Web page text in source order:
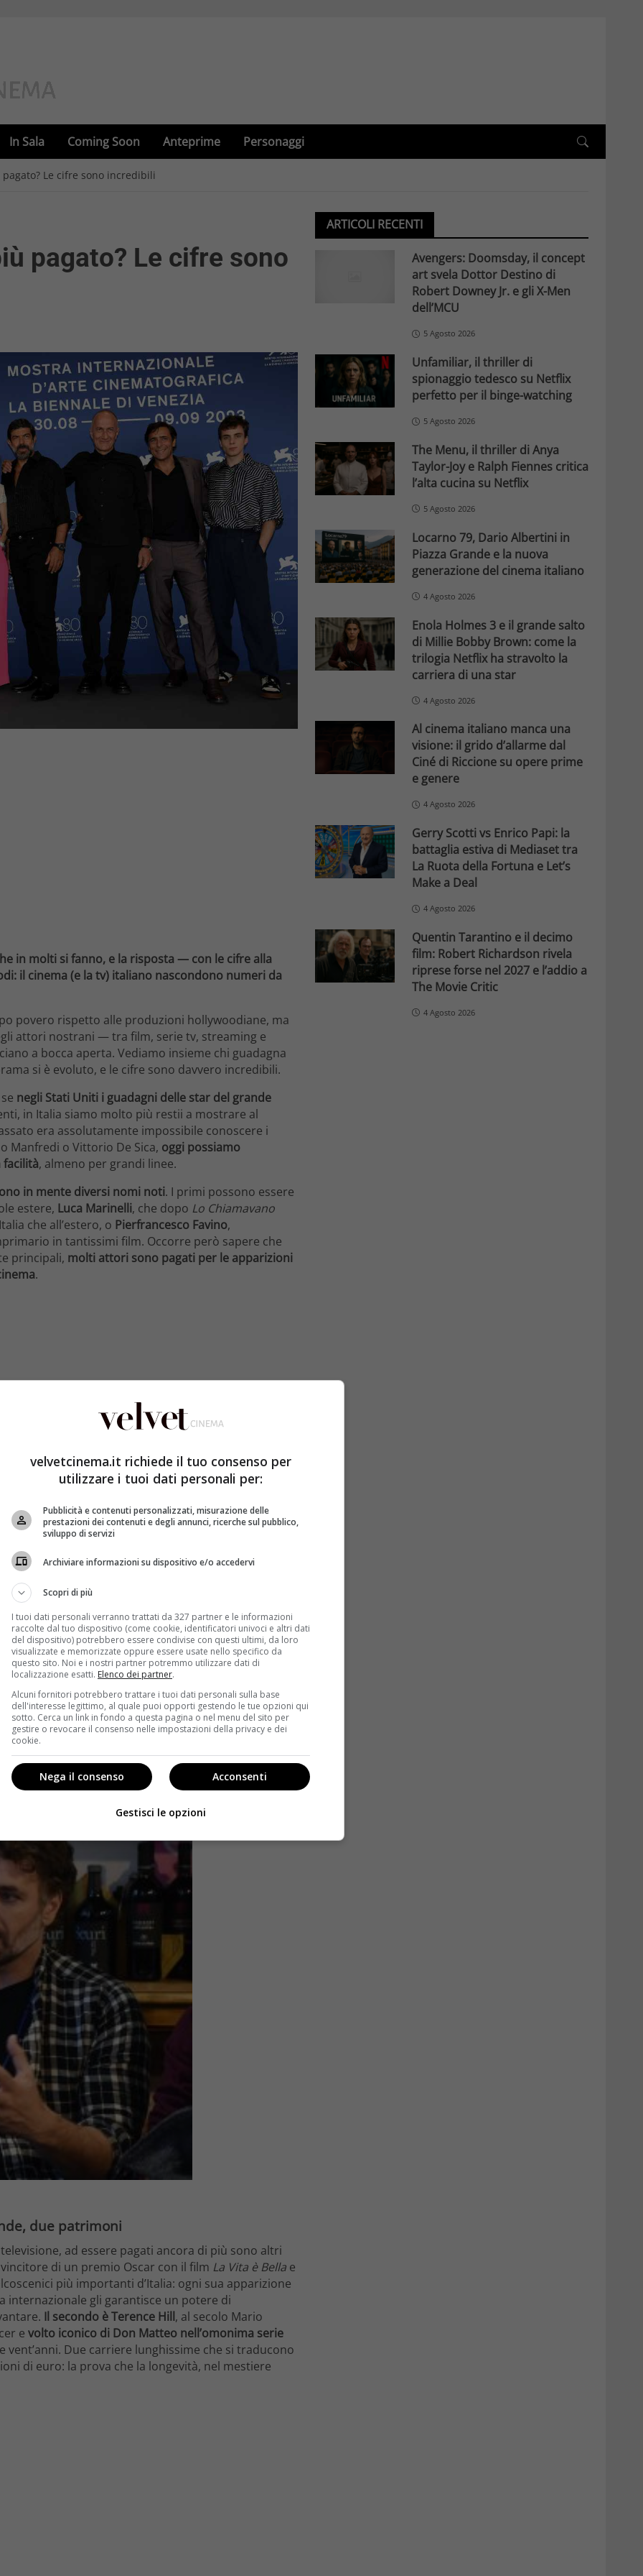
In Sala Coming Soon Anteprime Personaggi
Le cifre sono incredibili
pagato? Le cifre sono
in molti si fanno, e la risposta — con le cifre alla
il cinema (e la tv) italiano nascondono numeri da
povero rispetto alle produzioni hollywoodiane, ma
attori nostrani — tra film, serie tv, streaming e
a bocca aperta. Vediamo insieme chi guadagna
si è evoluto, e le cifre sono davvero incredibili.
negli Stati Uniti i guadagni delle star del grande
in Italia siamo molto più restii a mostrare al
era assolutamente impossibile conoscere i
Manfredi o Vittorio De Sica, oggi possiamo
facilità, almeno per grandi linee.
in mente diversi nomi noti. I primi possono essere
estere, Luca Marinelli, che dopo Lo Chiamavano
che all’estero, o Pierfrancesco Favino,
in tantissimi film. Occorre però sapere che
principali, molti attori sono pagati per le apparizioni
.
classifica aggiornata al 2026
pagati non è semplice: i contratti restano spesso
televisione, streaming e sponsorizzazioni. Detto
Ecco i nomi che dominano la scena, dal
televisione italiana
televisione italiana sono Luca Zingaretti, il
televisivi scritti da Andrea Camilleri,
Boldi della serie di film di Natale che hanno
hanno costruito un brand personale
di svariati milioni di euro a progetto. Zingaretti,
di Montalbano in un fenomeno culturale globale,
aggiunto che si riflette direttamente sul suo potere
due patrimoni
ad essere pagati ancora di più sono altri
di un premio Oscar con il film La Vita è Bella e
più importanti d’Italia: ogni sua apparizione
internazionale gli garantisce un potere di
Il secondo è Terence Hill, al secolo Mario
e volto iconico di Don Matteo nell’omonima serie
Due carriere lunghissime che si traducono
di euro: la prova che la longevità, nel mestiere
ARTICOLI RECENTI
Avengers: Doomsday, il concept
art svela Dottor Destino di
Robert Downey Jr. e gli X-Men
dell’MCU
5 Agosto 2026
Unfamiliar, il thriller di
spionaggio tedesco su Netflix
perfetto per il binge-watching
5 Agosto 2026
The Menu, il thriller di Anya
Taylor-Joy e Ralph Fiennes critica
l’alta cucina su Netflix
5 Agosto 2026
Locarno 79, Dario Albertini in
Piazza Grande e la nuova
generazione del cinema italiano
4 Agosto 2026
Enola Holmes 3 e il grande salto
di Millie Bobby Brown: come la
trilogia Netflix ha stravolto la
carriera di una star
4 Agosto 2026
Al cinema italiano manca una
visione: il grido d’allarme dal
Ciné di Riccione su opere prime
e genere
4 Agosto 2026
Gerry Scotti vs Enrico Papi: la
battaglia estiva di Mediaset tra
La Ruota della Fortuna e Let’s
Make a Deal
4 Agosto 2026
Quentin Tarantino e il decimo
film: Robert Richardson rivela
riprese forse nel 2027 e l’addio a
The Movie Critic
4 Agosto 2026
velvetcinema.it richiede il tuo consenso per
utilizzare i tuoi dati personali per:
Pubblicità e contenuti personalizzati, misurazione delle
prestazioni dei contenuti e degli annunci, ricerche sul pubblico,
sviluppo di servizi
Archiviare informazioni su dispositivo e/o accedervi
Scopri di più
I tuoi dati personali verranno trattati da 327 partner e le informazioni
raccolte dal tuo dispositivo (come cookie, identificatori univoci e altri dati
del dispositivo) potrebbero essere condivise con questi ultimi, da loro
visualizzate e memorizzate oppure essere usate nello specifico da
questo sito. Noi e i nostri partner potremmo utilizzare dati di
localizzazione esatti. Elenco dei partner.
Alcuni fornitori potrebbero trattare i tuoi dati personali sulla base
dell'interesse legittimo, al quale puoi opporti gestendo le tue opzioni qui
sotto. Cerca un link in fondo a questa pagina o nel menu del sito per
gestire o revocare il consenso nelle impostazioni della privacy e dei
cookie.
Acconsenti
Nega il consenso
Gestisci le opzioni